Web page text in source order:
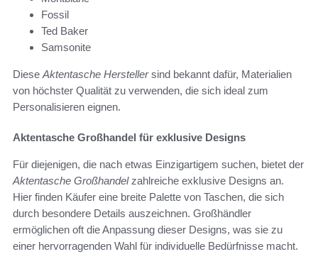
Fossil
Ted Baker
Samsonite
Diese Aktentasche Herstellersind bekannt dafür, Materialien
von höchster Qualität zu verwenden, die sich ideal zum
Personalisieren eignen.
Aktentasche Großhandel für exklusive Designs
Für diejenigen, die nach etwas Einzigartigem suchen, bietet der
Aktentasche Großhandelzahlreiche exklusive Designs an.
Hier finden Käufer eine breite Palette von Taschen, die sich
durch besondere Details auszeichnen. Großhändler
ermöglichen oft die Anpassung dieser Designs, was sie zu
einer hervorragenden Wahl für individuelle Bedürfnisse macht.